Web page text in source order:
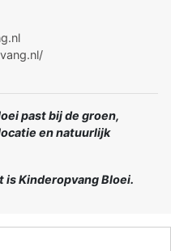
past bij de groen,
en natuurlijk
is Kinderopvang Bloei.